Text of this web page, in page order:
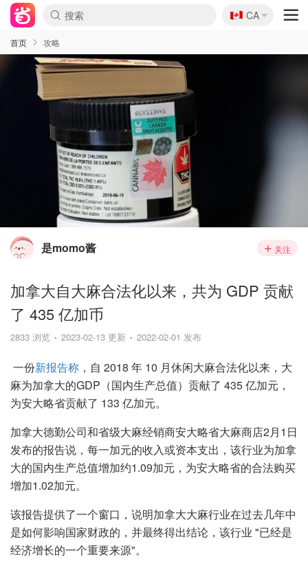
🇨🇦
CA
首页 攻略
是momo酱 关注
加拿大自大麻合法化以来，共为 GDP 贡献
了 435 亿加币
2833 浏览 2023-02-13 更新 2022-02-01 发布
一份新报告称 ，自 2018 年 10 月休闲大麻合法化以来，大
麻为加拿大的GDP（国内生产总值）贡献了 435 亿加元，
为安大略省贡献了 133 亿加元。
加拿大德勤公司和省级大麻经销商安大略省大麻商店2月1日
发布的报告说，每一加元的收入或资本支出，该行业为加拿
大的国内生产总值增加约1.09加元，为安大略省的合法购买
增加1.02加元。
该报告提供了一个窗口，说明加拿大大麻行业在过去几年中
是如何影响国家财政的，并最终得出结论，该行业 "已经是
经济增长的一个重要来源"。